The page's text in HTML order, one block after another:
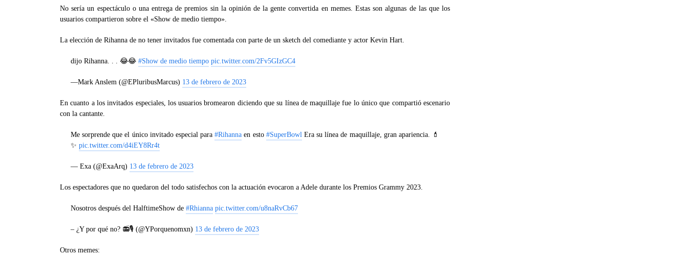
No sería un espectáculo o una entrega de premios sin la opinión de la gente convertida en memes. Estas son algunas de las que los
usuarios compartieron sobre el «Show de medio tiempo».
La elección de Rihanna de no tener invitados fue comentada con parte de un sketch del comediante y actor Kevin Hart.
dijo Rihanna. . . 😂😂 #Show de medio tiempo pic.twitter.com/2Fv5GIzGC4
—Mark Anslem (@EPluribusMarcus) 13 de febrero de 2023
En cuanto a los invitados especiales, los usuarios bromearon diciendo que su línea de maquillaje fue lo único que compartió escenario
con la cantante.
Me sorprende que el único invitado especial para#Rihanna en esto #SuperBowlEra su línea de maquillaje, gran apariencia. 💄
✨ pic.twitter.com/d4iEY8Rr4t
— Exa (@ExaArq) 13 de febrero de 2023
Los espectadores que no quedaron del todo satisfechos con la actuación evocaron a Adele durante los Premios Grammy 2023.
Nosotros después del HalftimeShow de #Rhianna pic.twitter.com/u8naRvCb67
– ¿Y por qué no? 📻🎙️ (@YPorquenomxn) 13 de febrero de 2023
Otros memes: